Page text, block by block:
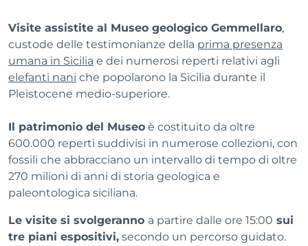
Visite assistite al Museo geologico Gemmellaro,
custode delle testimonianze della prima presenza
umana in Sicilia e dei numerosi reperti relativi agli
elefanti nani che popolarono la Sicilia durante il
Pleistocene medio-superiore.
Il patrimonio del Museo è costituito da oltre
600.000 reperti suddivisi in numerose collezioni, con
fossili che abbracciano un intervallo di tempo di oltre
270 milioni di anni di storia geologica e
paleontologica siciliana.
Le visite si svolgeranno a partire dalle ore 15:00 sui
tre piani espositivi, secondo un percorso guidato.